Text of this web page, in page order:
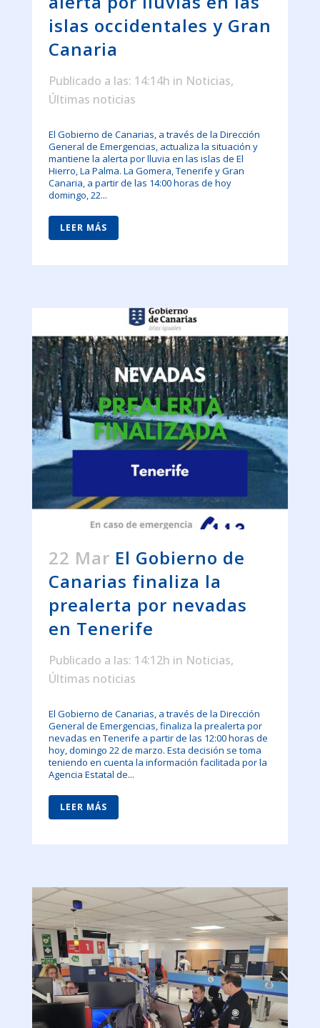
islas occidentales y Gran
Canaria
Publicado a las: 14:14h in Noticias,
Últimas noticias
El Gobierno de Canarias, a través de la Dirección
General de Emergencias, actualiza la situación y
mantiene la alerta por lluvia en las islas de El
Hierro, La Palma. La Gomera, Tenerife y Gran
Canaria, a partir de las 14:00 horas de hoy
domingo, 22...
LEER MÁS
22 Mar El Gobierno de
Canarias finaliza la
prealerta por nevadas
en Tenerife
Publicado a las: 14:12h in Noticias,
Últimas noticias
El Gobierno de Canarias, a través de la Dirección
General de Emergencias, finaliza la prealerta por
nevadas en Tenerife a partir de las 12:00 horas de
hoy, domingo 22 de marzo. Esta decisión se toma
teniendo en cuenta la información facilitada por la
Agencia Estatal de...
LEER MÁS